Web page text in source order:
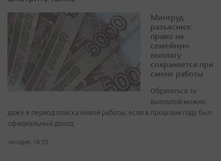
Минтруд
разъяснил:
право на
семейную
выплату
сохраняется при
смене работы
Обратиться за
выплатой можно
даже в период поиска новой работы, если в прошлом году был
официальный доход
сегодня, 18:33